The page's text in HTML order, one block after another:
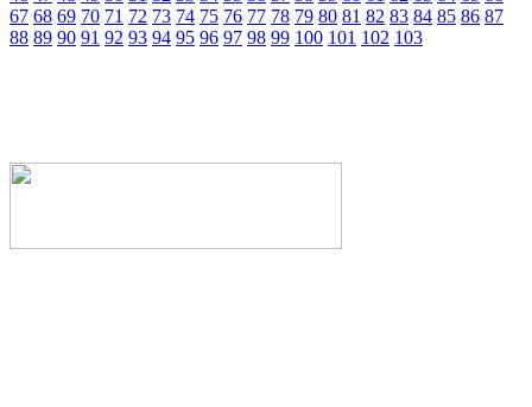
67 68 69 70 71 72 73 74 75 76 77 78 79 80 81 82 83 84 85 86 87
88 89 90 91 92 93 94 95 96 97 98 99 100 101 102 103